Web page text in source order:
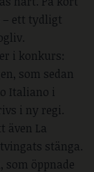
ett tydligt
i konkurs:
som sedan
Italiano i
i ny regi.
även La
stänga.
som öppnade